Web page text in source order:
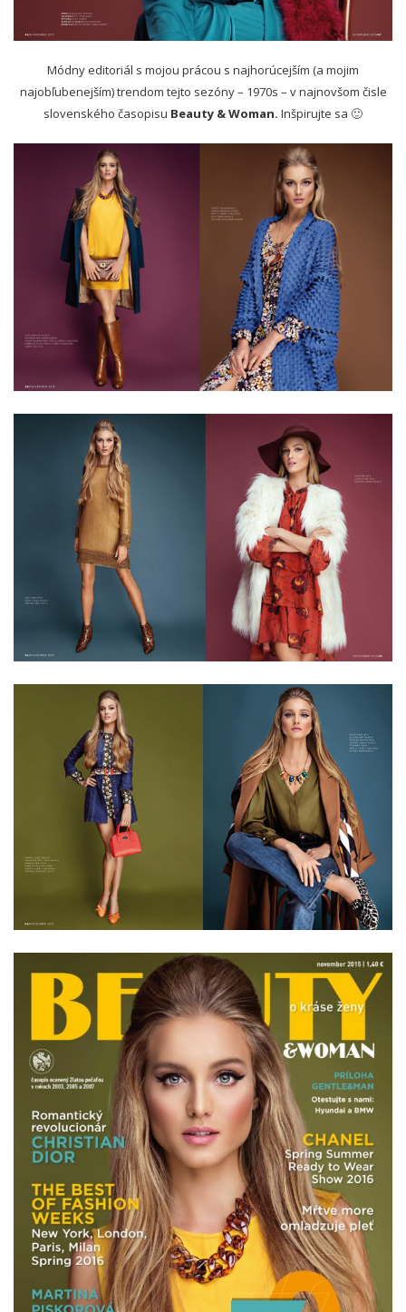
Módny editoriál s mojou prácou s najhorúcejším (a mojim
najobľubenejším) trendom tejto sezóny – 1970s – v najnovšom čisle
slovenského časopisu Beauty & Woman. Inšpirujte sa 🙂